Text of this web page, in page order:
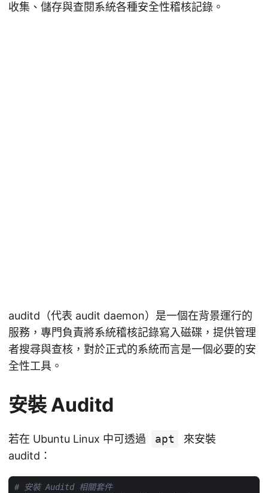
收集、儲存與查閱系統各種安全性稽核記錄。
auditd（代表 audit daemon）是一個在背景運行的
服務，專門負責將系統稽核記錄寫入磁碟，提供管理
者搜尋與查核，對於正式的系統而言是一個必要的安
全性工具。
安裝 Auditd
若在 Ubuntu Linux 中可透過 apt
來安裝
auditd：
# 安裝 Auditd 相關套件